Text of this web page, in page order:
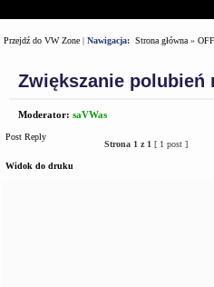
Przejdź do VW Zone | Nawigacja: Strona główna »
Zwiększanie polubień
Moderator: saVWas
Post Reply
Strona 1 z 1 [ 1 post ]
Widok do druku